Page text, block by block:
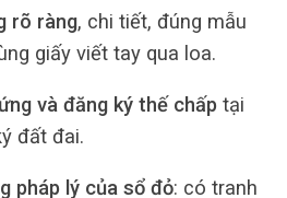
rõ ràng, chi tiết, đúng mẫu
giấy viết tay qua loa.
và đăng ký thế chấp tại
đất đai.
pháp lý của sổ đỏ: có tranh